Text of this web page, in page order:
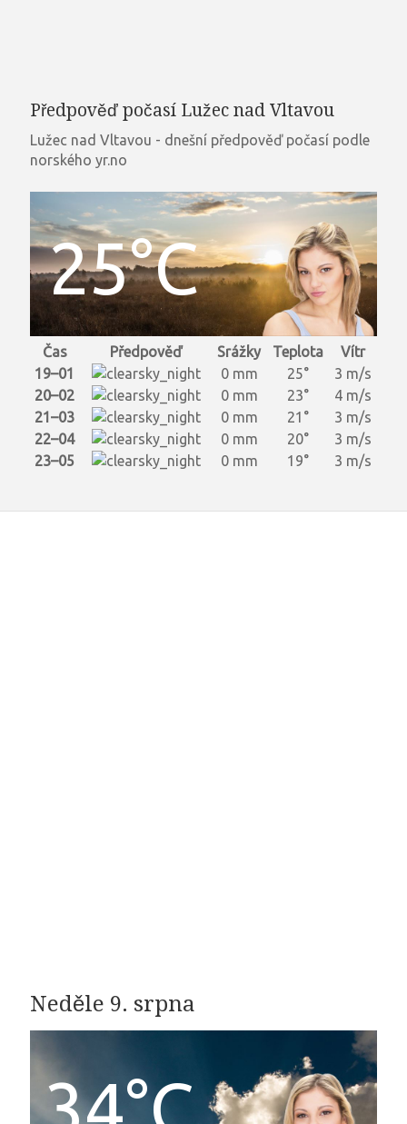
Předpověď počasí Lužec nad Vltavou
Lužec nad Vltavou - dnešní předpověď počasí podle
norského yr.no
25°C
Čas Předpověď Srážky Teplota
Vítr
19–01
0 mm 25°
3 m/s
20–02
0 mm 23°
4 m/s
21–03
0 mm 21°
3 m/s
22–04
0 mm 20°
3 m/s
23–05
0 mm 19° 3 m/s
Neděle 9. srpna